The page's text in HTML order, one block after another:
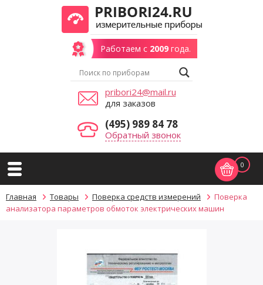
Работаем с 2009года.
pribori24@mail.ru
для заказов
(495) 989 84 78
Обратный звонок
0
Главная Товары Поверка средств измерений
Поверка
анализатора параметров обмоток электрических машин